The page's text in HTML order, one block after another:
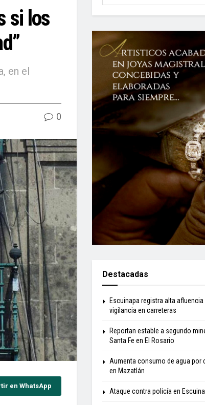
si los
en el
0
en WhatsApp
Destacadas
Escuinapa registra alta
vigilancia en carreteras
Reportan estable a segundo
Santa Fe en El Rosario
Aumenta consumo de agua por
en Mazatlán
Ataque contra policía en